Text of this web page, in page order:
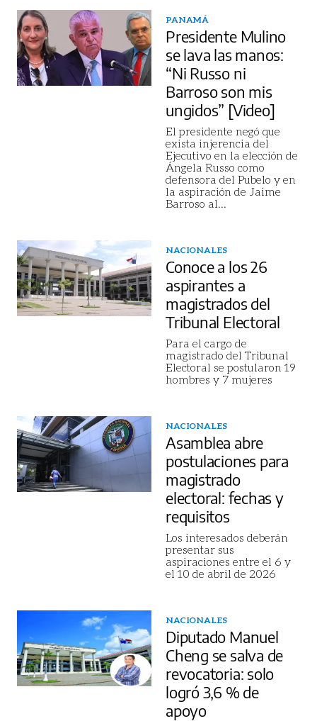
PANAMÁ
Presidente Mulino
se lava las manos:
“Ni Russo ni
Barroso son mis
ungidos” [Video]
El presidente negó que
exista injerencia del
Ejecutivo en la elección de
Ángela Russo como
defensora del Pubelo y en
la aspiración de Jaime
Barroso al...
NACIONALES
Conoce a los 26
aspirantes a
magistrados del
Tribunal Electoral
Para el cargo de
magistrado del Tribunal
Electoral se postularon 19
hombres y 7 mujeres
NACIONALES
Asamblea abre
postulaciones para
magistrado
electoral: fechas y
requisitos
Los interesados deberán
presentar sus
aspiraciones entre el 6 y
el 10 de abril de 2026
NACIONALES
Diputado Manuel
Cheng se salva de
revocatoria: solo
logró 3,6 % de
apoyo